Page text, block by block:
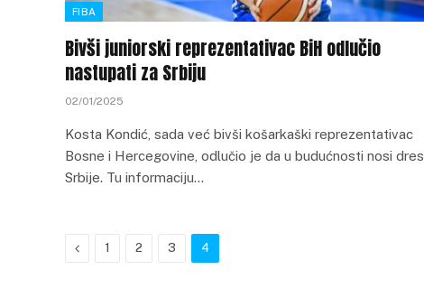
FIBA
Bivši juniorski reprezentativac BiH odlučio
nastupati za Srbiju
02/01/2025
Kosta Kondić, sada već bivši košarkaški reprezentativac
Bosne i Hercegovine, odlučio je da u budućnosti nosi dres
Srbije. Tu informaciju…
Previous
1 2 3 4